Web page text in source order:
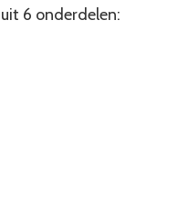
6 onderdelen: